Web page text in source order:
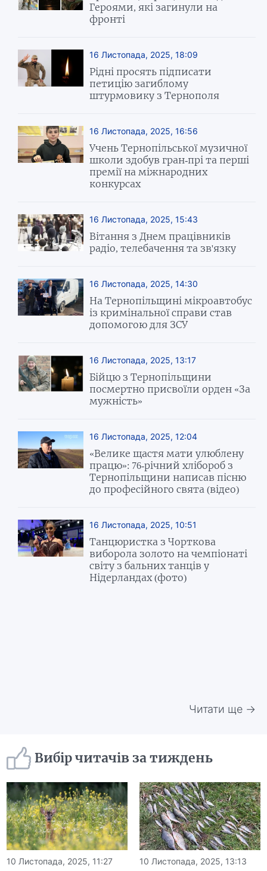
Героями, які загинули на
фронті
16 Листопада, 2025, 18:09
Рідні просять підписати
петицію загиблому
штурмовику з Тернополя
16 Листопада, 2025, 16:56
Учень Тернопільської музичної
школи здобув гран-прі та перші
премії на міжнародних
конкурсах
16 Листопада, 2025, 15:43
Вітання з Днем працівників
радіо, телебачення та зв'язку
16 Листопада, 2025, 14:30
На Тернопільщині мікроавтобус
із кримінальної справи став
допомогою для ЗСУ
16 Листопада, 2025, 13:17
Бійцю з Тернопільщини
посмертно присвоїли орден «За
мужність»
16 Листопада, 2025, 12:04
«Велике щастя мати улюблену
працю»: 76-річний хлібороб з
Тернопільщини написав пісню
до професійного свята (відео)
16 Листопада, 2025, 10:51
Танцюристка з Чорткова
виборола золото на чемпіонаті
світу з бальних танців у
Нідерландах (фото)
Читати ще →
Вибір читачів за тиждень
10 Листопада, 2025, 11:27 10 Листопада, 2025, 13:13